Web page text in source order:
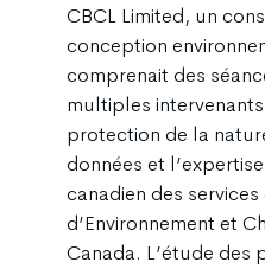
CBCL Limited, un
conception
comprenait des
multiples
protection de la
données et
canadien des
d’Environnement et
Canada. L’étude des